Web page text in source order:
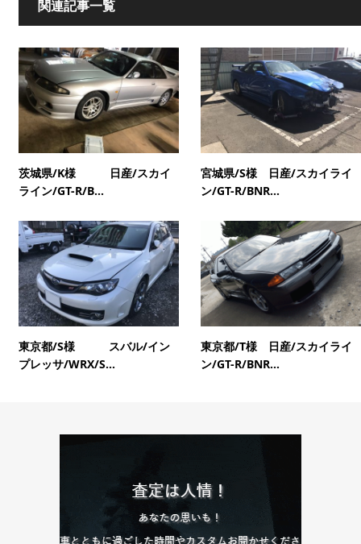
関連記事一覧
茨城県/K様 日産/スカイ
ライン/GT-R/B...
宮城県/S様 日産/スカイライ
ン/GT-R/BNR...
東京都/S様 スバル/イン
プレッサ/WRX/S...
東京都/T様 日産/スカイライ
ン/GT-R/BNR...